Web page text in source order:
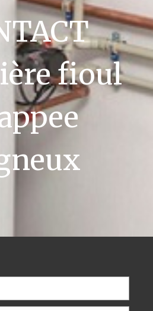
fioul